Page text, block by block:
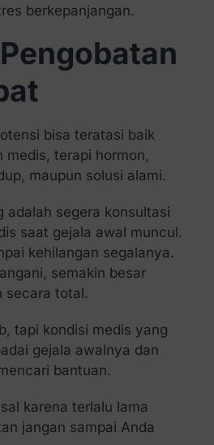
berkepanjangan.
bisa teratasi baik
terapi hormon,
maupun solusi alami.
adalah segera konsultasi
saat gejala awal muncul.
kehilangan segalanya.
semakin besar
secara total.
tapi kondisi medis yang
gejala awalnya dan
bantuan.
karena terlalu lama
jangan sampai Anda